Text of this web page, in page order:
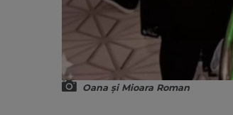
Oana și Mioara Roman